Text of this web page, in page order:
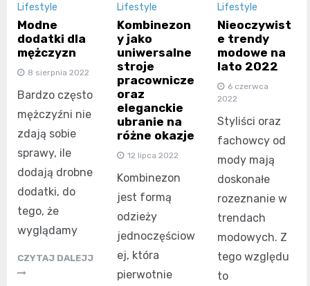
Lifestyle
Modne
dodatki dla
mężczyzn
8 sierpnia 2022
Bardzo często
mężczyźni nie
zdają sobie
sprawy, ile
dodają drobne
dodatki, do
tego, że
wyglądamy
CZYTAJ DALEJJ
Lifestyle
Kombinezon
y jako
uniwersalne
stroje
pracownicze
oraz
eleganckie
ubranie na
różne okazje
12 lipca 2022
Kombinezon
jest formą
odzieży
jednoczęściow
ej, która
pierwotnie
Lifestyle
Nieoczywist
e trendy
modowe na
lato 2022
6 czerwca
2022
Styliści oraz
fachowcy od
mody mają
doskonałe
rozeznanie w
trendach
modowych. Z
tego względu
to